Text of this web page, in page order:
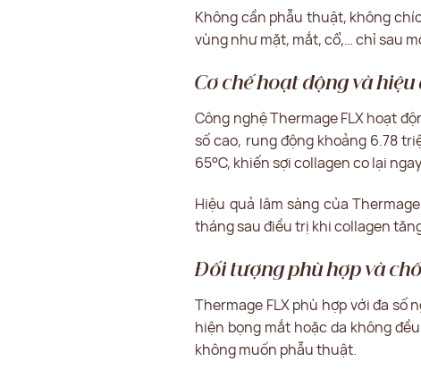
Không cần phẫu thuật, không
vùng như mặt, mắt, cổ,… chỉ sau
Cơ chế hoạt động và
Công nghệ Thermage FLX hoạt
số cao, rung động khoảng 6.78
65°C, khiến sợi collagen co lại
Hiệu quả lâm sàng của
tháng sau điều trị khi collagen
Đối tượng phù hợp và
Thermage FLX phù hợp với đa
hiện bọng mắt hoặc da không
không muốn phẫu thuật.